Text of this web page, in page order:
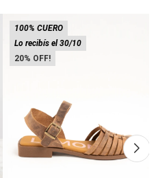
20
100% CUERO
Lo recibís el 30/10